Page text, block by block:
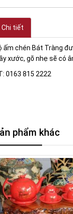
Chi tiết
ấm chén Bát Tràng
xước, gõ nhẹ sẽ có
0163 815 2222
phẩm khác